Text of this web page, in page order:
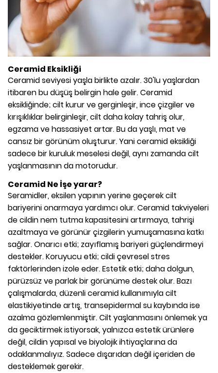
Ceramid Eksikliği
Ceramid seviyesi yaşla birlikte azalır. 30'lu yaşlardan
itibaren bu düşüş belirgin hale gelir. Ceramid
eksikliğinde; cilt kurur ve gerginleşir, ince çizgiler ve
kırışıklıklar belirginleşir, cilt daha kolay tahriş olur,
egzama ve hassasiyet artar. Bu da yaşlı, mat ve
cansız bir görünüm oluşturur. Yani ceramid eksikliği
sadece bir kuruluk meselesi değil, aynı zamanda cilt
yaşlanmasının da motorudur.
Ceramid Ne İşe yarar?
Seramidler, eksilen yapının yerine geçerek cilt
bariyerini onarmaya yardımcı olur. Ceramid takviyeleri
de cildin nem tutma kapasitesini artırmaya, tahrişi
azaltmaya ve görünür çizgilerin yumuşamasına katkı
sağlar. Onarıcı etki; zayıflamış bariyeri güçlendirmeyi
destekler. Koruyucu etki; cildi çevresel stres
faktörlerinden izole eder. Estetik etki; daha dolgun,
pürüzsüz ve parlak bir görünüme destek olur. Bazı
çalışmalarda, düzenli ceramid kullanımıyla cilt
elastikiyetinde artış, transepidermal su kaybında ise
azalma gözlemlenmiştir. Cilt yaşlanmasını önlemek ya
da geciktirmek istiyorsak, yalnızca estetik ürünlere
değil, cildin yapısal ve biyolojik ihtiyaçlarına da
odaklanmalıyız. Sadece dışarıdan değil içeriden de
desteklemek gerekir.